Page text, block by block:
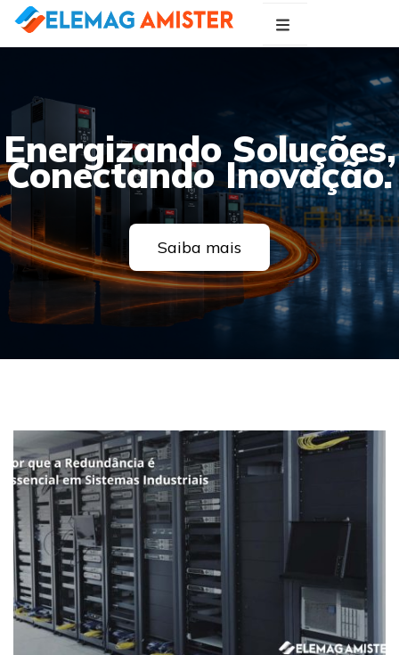
Energizando Soluções,
Conectando Inovação.
Saiba mais